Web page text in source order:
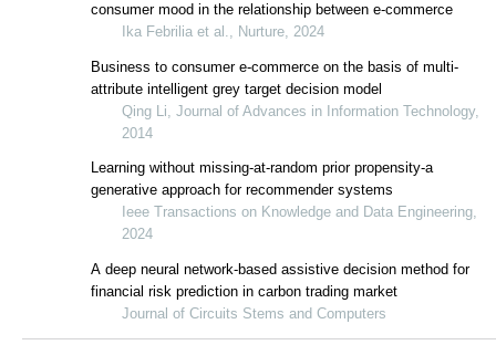
consumer mood in the relationship
attributes and customer motivations
Ika Febrilia et al., Nurture, 2024
Business to consumer e-commerce
attribute intelligent grey target
Qing Li, Journal of Advances
Learning without missing-at-random
generative approach for
Ieee Transactions on
A deep neural network-based
financial risk prediction in carbon
Journal of Circuits Stems and